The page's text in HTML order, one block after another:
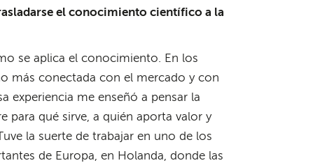
el conocimiento científico a la
se aplica el conocimiento. En los
más conectada con el mercado y con
experiencia me enseñó a pensar la
para qué sirve, a quién aporta valor y
la suerte de trabajar en uno de los
de Europa, en Holanda, donde las